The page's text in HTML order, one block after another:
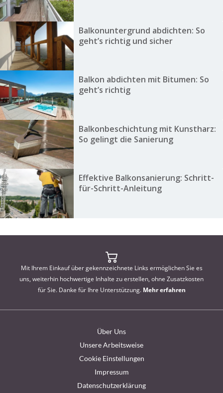
Balkonuntergrund abdichten: So
geht’s richtig und sicher
Balkon abdichten mit Bitumen: So
geht’s richtig
Balkonbeschichtung mit Kunstharz:
So gelingt die Sanierung
Effektive Balkonsanierung: Schritt-
für-Schritt-Anleitung
Mit Ihrem Einkauf über gekennzeichnete Links ermöglichen Sie es
uns, weiterhin hochwertige Inhalte zu erstellen, ohne Zusatzkosten
für Sie. Danke für Ihre Unterstützung. Mehr erfahren
Über Uns
Unsere Arbeitsweise
Cookie Einstellungen
Impressum
Datenschutzerklärung